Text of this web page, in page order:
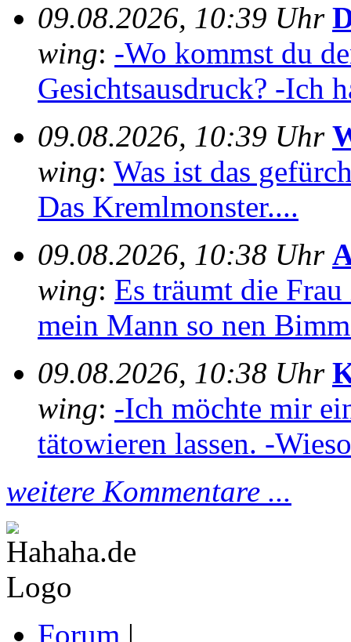
09.08.2026, 10:39 Uhr
wing: -Wo kommst du
Gesichtsausdruck? -Ich
09.08.2026, 10:39 Uhr
wing: Was ist das
Das Kremlmonster....
09.08.2026, 10:38 Uhr
wing: Es träumt die
mein Mann so nen
09.08.2026, 10:38 Uhr
wing: -Ich möchte mir
tätowieren lassen. -
weitere Kommentare ...
Forum |